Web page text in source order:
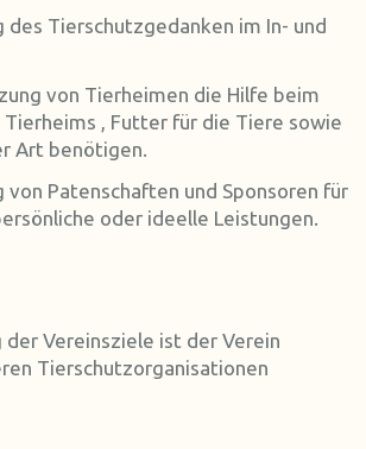
des Tierschutzgedanken im In- und
von Tierheimen die Hilfe beim
Tierheims , Futter für die Tiere sowie
Art benötigen.
von Patenschaften und Sponsoren für
oder ideelle Leistungen.
der Vereinsziele ist der Verein
Tierschutzorganisationen